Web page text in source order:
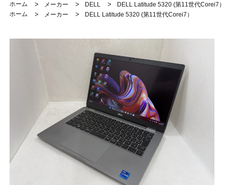
ホーム
> メーカー > DELL >
DELL Latitude 5320 (第11世代Corei7）
ホーム
> メーカー > DELL Latitude 5320 (第11世代Corei7）